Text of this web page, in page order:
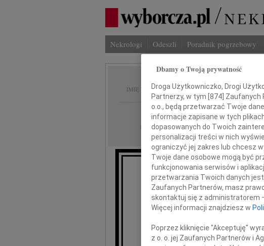
Nekrologi Odeszli Poradnik pogrzebowy
IMIĘ I NAZWISKO: Bogusław
REGION: Szczecin
DATA EMISJI: 25.09.2020
Wyrazy
z
Dbamy o Twoją prywatność
Droga Użytkowniczko, Drogi
Partnerzy, w tym [874] Zaufanych
o.o., będą przetwarzać Twoje
informacje zapisane w tych
dopasowanych do Twoich
personalizacji treści w nich
ograniczyć jej zakres lub chcesz
Twoje dane osobowe mogą być
funkcjonowania serwisów i
przetwarzania Twoich danych jest
Zaufanych Partnerów, masz
skontaktuj się z administratorem
Więcej informacji znajdziesz w
Poprzez kliknięcie "Akceptuję"
z o. o. jej Zaufanych Partnerów i